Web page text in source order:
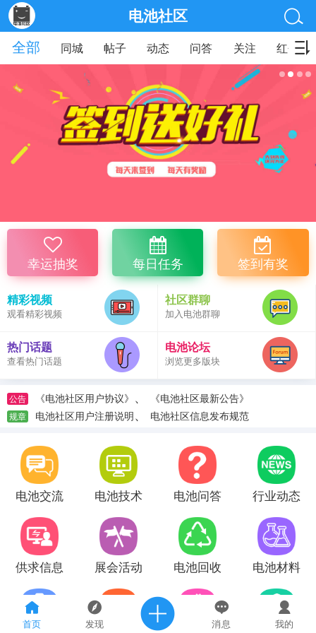
首页 发现 消息 我的
电池社区
全部
同城 帖子 动态 问答 关注 红包
幸运抽奖 每日任务 签到有奖
精彩视频
观看精彩视频
社区群聊
加入电池群聊
热门话题
查看热门话题
电池论坛
浏览更多版块
公告 《电池社区用户协议》 、 《电池社区最新公告》
规章 电池社区用户注册说明、 电池社区信息发布规范
电池交流 电池技术 电池问答 行业动态
供求信息 展会活动 电池回收 电池材料